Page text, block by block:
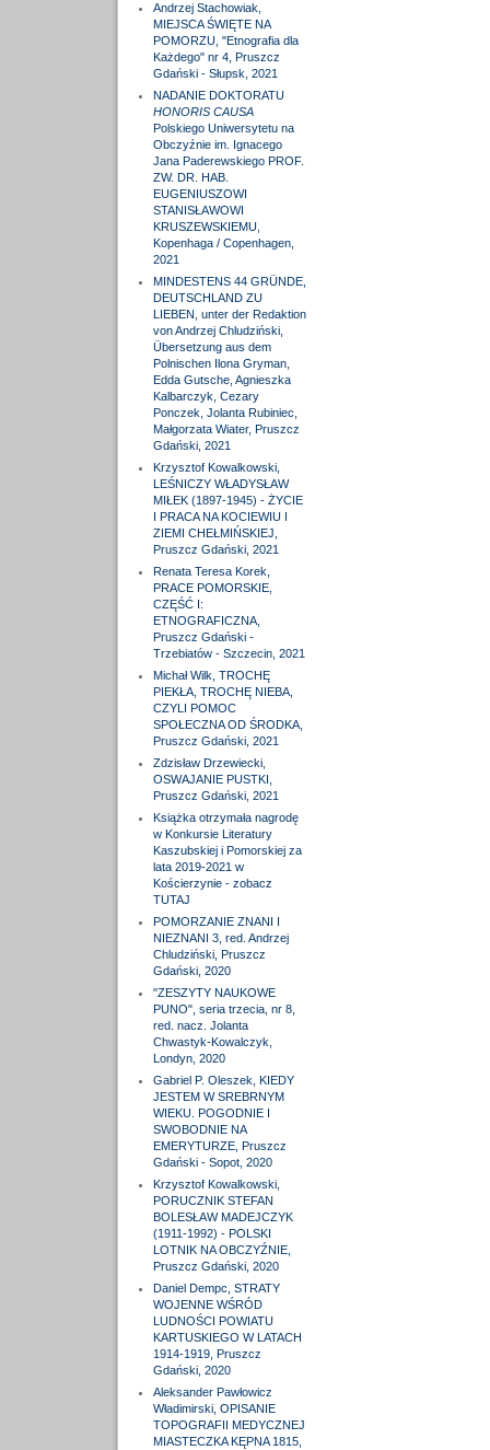
Andrzej Stachowiak,
MIEJSCA ŚWIĘTE NA
POMORZU, "Etnografia dla
Każdego" nr 4, Pruszcz
Gdański - Słupsk, 2021
NADANIE DOKTORATU
HONORIS CAUSA
Polskiego Uniwersytetu na
Obczyźnie im. Ignacego
Jana Paderewskiego PROF.
ZW. DR. HAB.
EUGENIUSZOWI
STANISŁAWOWI
KRUSZEWSKIEMU,
Kopenhaga / Copenhagen,
2021
MINDESTENS 44 GRÜNDE,
DEUTSCHLAND ZU
LIEBEN, unter der Redaktion
von Andrzej Chludziński,
Übersetzung aus dem
Polnischen Ilona Gryman,
Edda Gutsche, Agnieszka
Kalbarczyk, Cezary
Ponczek, Jolanta Rubiniec,
Małgorzata Wiater, Pruszcz
Gdański, 2021
Krzysztof Kowalkowski,
LEŚNICZY WŁADYSŁAW
MIŁEK (1897-1945) - ŻYCIE
I PRACA NA KOCIEWIU I
ZIEMI CHEŁMIŃSKIEJ,
Pruszcz Gdański, 2021
Renata Teresa Korek,
PRACE POMORSKIE,
CZĘŚĆ I:
ETNOGRAFICZNA,
Pruszcz Gdański -
Trzebiatów - Szczecin, 2021
Michał Wilk, TROCHĘ
PIEKŁA, TROCHĘ NIEBA,
CZYLI POMOC
SPOŁECZNA OD ŚRODKA,
Pruszcz Gdański, 2021
Zdzisław Drzewiecki,
OSWAJANIE PUSTKI,
Pruszcz Gdański, 2021
Książka otrzymała nagrodę
w Konkursie Literatury
Kaszubskiej i Pomorskiej za
lata 2019-2021 w
Kościerzynie - zobacz
TUTAJ
POMORZANIE ZNANI I
NIEZNANI 3, red. Andrzej
Chludziński, Pruszcz
Gdański, 2020
"ZESZYTY NAUKOWE
PUNO", seria trzecia, nr 8,
red. nacz. Jolanta
Chwastyk-Kowalczyk,
Londyn, 2020
Gabriel P. Oleszek, KIEDY
JESTEM W SREBRNYM
WIEKU. POGODNIE I
SWOBODNIE NA
EMERYTURZE, Pruszcz
Gdański - Sopot, 2020
Krzysztof Kowalkowski,
PORUCZNIK STEFAN
BOLESŁAW MADEJCZYK
(1911-1992) - POLSKI
LOTNIK NA OBCZYŹNIE,
Pruszcz Gdański, 2020
Daniel Dempc, STRATY
WOJENNE WŚRÓD
LUDNOŚCI POWIATU
KARTUSKIEGO W LATACH
1914-1919, Pruszcz
Gdański, 2020
Aleksander Pawłowicz
Władimirski, OPISANIE
TOPOGRAFII MEDYCZNEJ
MIASTECZKA KĘPNA 1815,